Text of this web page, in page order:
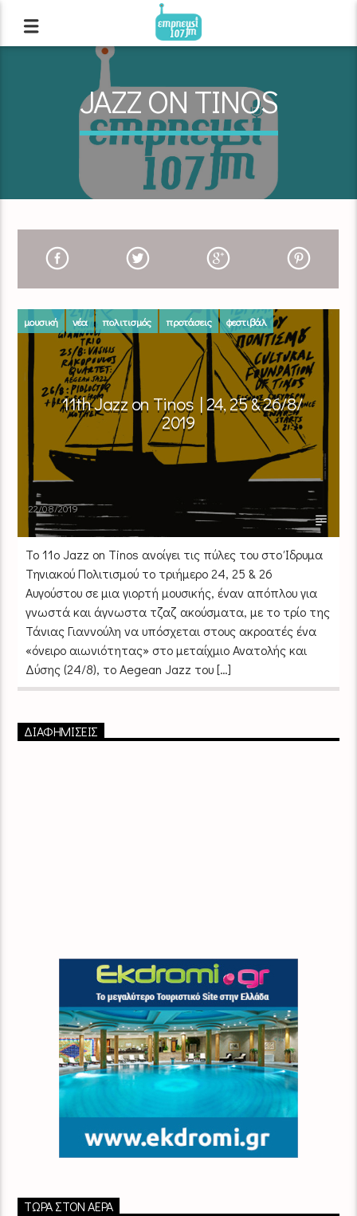
JAZZ ON TINOS
μουσική νέα πολιτισμός προτάσεις φεστιβάλ
11th Jazz on Tinos | 24, 25 & 26/8/
2019
22/08/2019
Το 11ο Jazz on Tinos ανοίγει τις πύλες του στο Ίδρυμα
Τηνιακού Πολιτισμού το τριήμερο 24, 25 & 26
Αυγούστου σε μια γιορτή μουσικής, έναν απόπλου για
γνωστά και άγνωστα τζαζ ακούσματα, με το τρίο της
Τάνιας Γιαννούλη να υπόσχεται στους ακροατές ένα
«όνειρο αιωνιότητας» στο μεταίχμιο Ανατολής και
Δύσης (24/8), το Aegean Jazz του […]
ΔΙΑΦΗΜΙΣΕΙΣ
ΤΏΡΑ ΣΤΟΝ ΑΈΡΑ